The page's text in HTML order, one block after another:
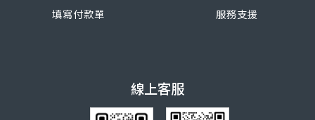
填寫付款單
服務支援
線上客服